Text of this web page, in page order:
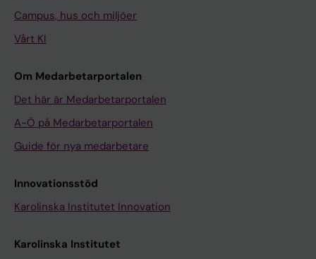
Campus, hus och miljöer
Vårt KI
Om Medarbetarportalen
Det här är Medarbetarportalen
A-Ö på Medarbetarportalen
Guide för nya medarbetare
Innovationsstöd
Karolinska Institutet Innovation
Karolinska Institutet